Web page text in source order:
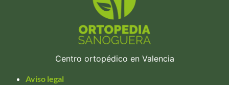
Centro ortopédico en Valencia
Aviso legal